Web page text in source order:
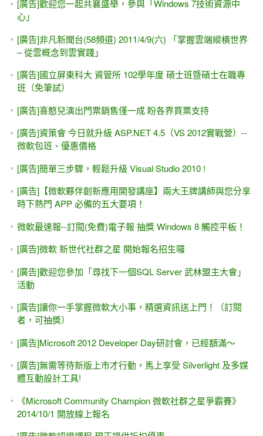
[廣告]歡迎您一起共襄盛舉，參與「Windows 7技術資源中
心」
[廣告]非凡新聞台(58頻道) 2011/4/9(六) 「掌握雲端縱橫世界
– 從雲概念到雲實踐」
[廣告]國立屏東科大 資管所 102學年度 碩士班暨碩士在職專
班（免筆試）
[廣告]喜憨兒演出門票銷售僅一成 盼各界買票支持
[廣告]資策會 今日就升級 ASP.NET 4.5（VS 2012實戰營）--
微軟包班、優惠價格
[廣告]簡單三步驟，輕鬆升級 Visual Studio 2010 !
[廣告]【微軟夥伴創新應用開發講座】兩大王牌講師與您分享
時下熱門 APP 必備的五大要項！
微軟最速報--訂閱(免費)電子報 抽獎 Windows 8 觸控平板！
[廣告]微軟 新世代社群之星 開始報名招生囉
[廣告]歡迎您參加「尋找下一個SQL Server 武林盟主大會」
活動
[廣告]讓你一手掌握微軟大小事，精選資訊送上門！（訂閱
者，可抽獎）
[廣告]Microsoft 2012 Developer Day研討會，已經額滿～
[廣告]無需等待新版上市才行動，馬上享受 Silverlight 及多媒
體互動設計工具!
《Microsoft Community Champion 微軟社群之星爭霸賽》
2014/10/1 開放線上報名